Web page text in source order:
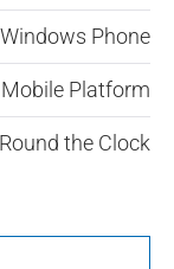
Windows Phone
Platform
Round the Clock